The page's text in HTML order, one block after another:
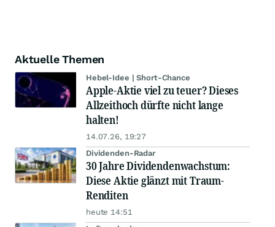
Aktuelle Themen
Hebel-Idee | Short-Chance
Apple-Aktie viel zu teuer? Dieses
Allzeithoch dürfte nicht lange
halten!
14.07.26, 19:27
Dividenden-Radar
30 Jahre Dividendenwachstum:
Diese Aktie glänzt mit Traum-
Renditen
heute 14:51